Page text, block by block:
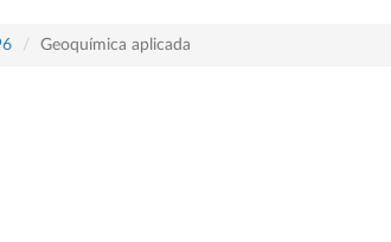
Geoquímica aplicada